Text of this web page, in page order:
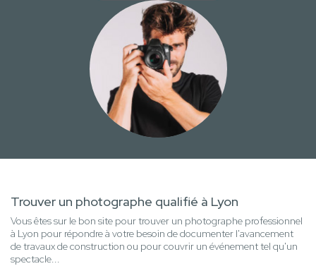
Trouver un photographe qualifié à Lyon
Vous êtes sur le bon site pour trouver un photographe professionnel
à Lyon pour répondre à votre besoin de documenter l'avancement
de travaux de construction ou pour couvrir un événement tel qu'un
spectacle...